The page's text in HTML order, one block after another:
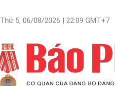
Thứ 5, 06/08/2026 | 22:09 GMT+7